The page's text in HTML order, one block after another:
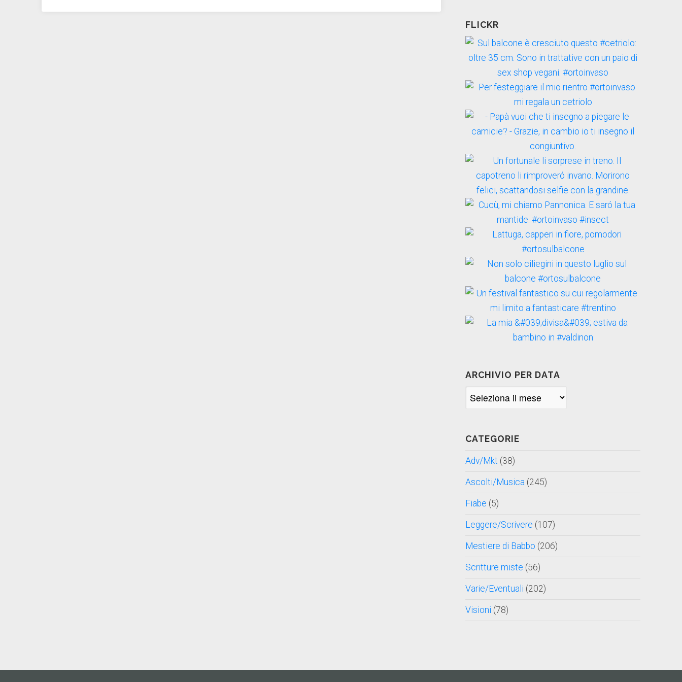
FLICKR
ARCHIVIO PER DATA
Archivio
CATEGORIE
Adv/Mkt (38)
Ascolti/Musica (245)
Fiabe (5)
Leggere/Scrivere (107)
Mestiere di Babbo (206)
Scritture miste (56)
Varie/Eventuali (202)
Visioni (78)